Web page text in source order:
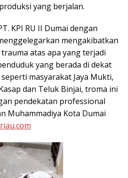
yang berjalan.
KPI RU II Dumai dengan
mengakibatkan
atas apa yang terjadi
yang berada di dekat
masyarakat Jaya Mukti,
dan Teluk Binjai, troma ini
pendekatan professional
Muhammadiya Kota Dumai